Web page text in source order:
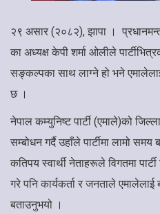
२९ असार (२०८२), झापा ।
का अध्यक्ष केपी शर्मा ओलीले
सङ्कल्पका साथ लाग्ने हो भने
छ ।
नेपाल कम्युनिष्ट पार्टी (एमाले)को
सम्बोधन गर्दै उहाँले पार्टीमा लामो
कतिपय स्वार्थी नेताहरूले विगतमा
गरे पनि कार्यकर्ता र जनताले एमालेलाई
बताउनुभयो ।